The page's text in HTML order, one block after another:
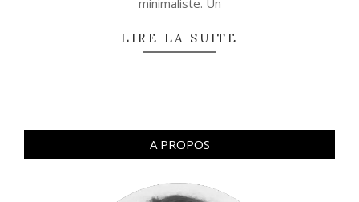
LIRE LA SUITE
A PROPOS